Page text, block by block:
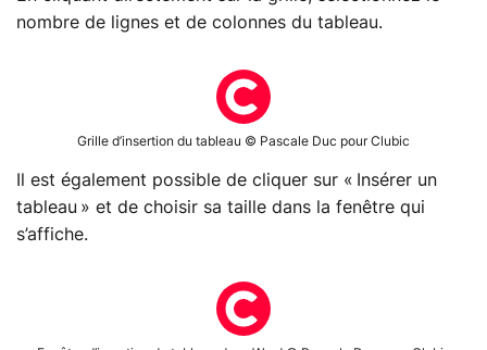
nombre de lignes et de colonnes du tableau.
Grille d’insertion du tableau © Pascale Duc pour Clubic
Il est également possible de cliquer sur « Insérer un
tableau » et de choisir sa taille dans la fenêtre qui
s’affiche.